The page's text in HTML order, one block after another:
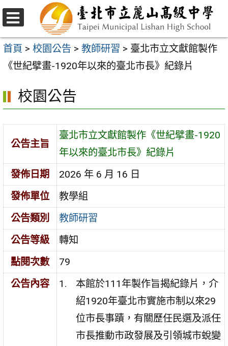
跳
至
主
容
區
選
單
首頁 > 校園公告 > 教師研習 > 臺北市立文獻館製作
《世紀擘畫-1920年以來的臺北市長》紀錄片
校園公告
公告主旨
臺北市立文獻館製作《世紀擘畫-1920
年以來的臺北市長》紀錄片
發佈日期
2026 年 6 月 16 日
發佈單位
教學組
公告類別
教師研習
公告等級
轉知
點閱次數
79
公告內容
本館於111年製作旨揭紀錄片，介
紹1920年臺北市實施市制以來29
位市長事蹟，有關歷任民選及派任
市長推動市政發展及引領城市蛻變